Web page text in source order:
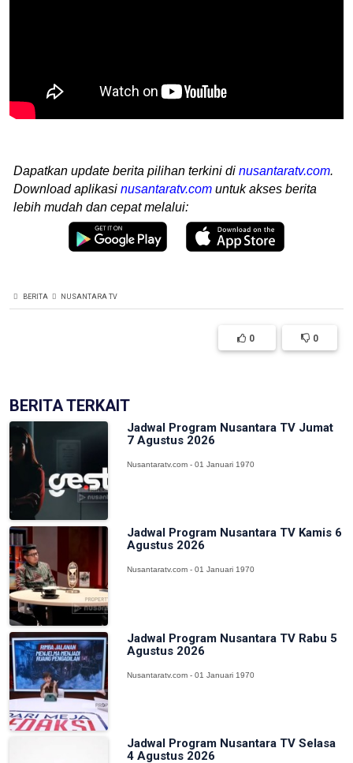
Dapatkan update berita pilihan terkini di nusantaratv.com.
Download aplikasi nusantaratv.com untuk akses berita
lebih mudah dan cepat melalui:
BERITA NUSANTARA TV
0 0
BERITA TERKAIT
Jadwal Program Nusantara TV Jumat
7 Agustus 2026
Nusantaratv.com - 01 Januari 1970
Jadwal Program Nusantara TV Kamis 6
Agustus 2026
Nusantaratv.com - 01 Januari 1970
Jadwal Program Nusantara TV Rabu 5
Agustus 2026
Nusantaratv.com - 01 Januari 1970
Jadwal Program Nusantara TV Selasa
4 Agustus 2026